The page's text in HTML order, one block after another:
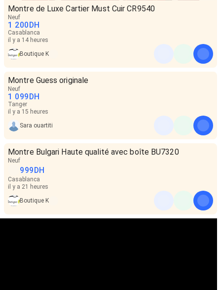
Montre de Luxe Cartier Must Cuir CR9540
Neuf
1 200DH
Casablanca
il y a 14 heures
Boutique K
Montre Guess originale
Neuf
1 099DH
Tanger
il y a 15 heures
Sara ouartiti
Montre Bulgari Haute qualité avec boîte BU7320
Neuf
999DH
Casablanca
il y a 21 heures
Boutique K